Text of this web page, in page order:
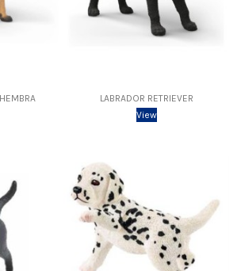
LABRADOR RETRIEVER
View